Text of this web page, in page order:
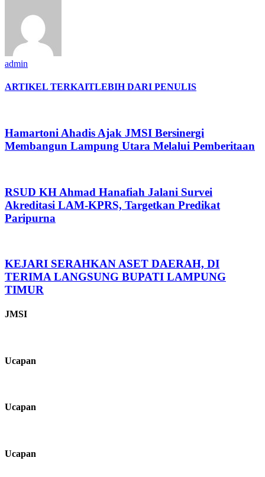
admin
ARTIKEL TERKAITLEBIH DARI PENULIS
Hamartoni Ahadis Ajak JMSI Bersinergi
Membangun Lampung Utara Melalui Pemberitaan
RSUD KH Ahmad Hanafiah Jalani Survei
Akreditasi LAM-KPRS, Targetkan Predikat
Paripurna
KEJARI SERAHKAN ASET DAERAH, DI
TERIMA LANGSUNG BUPATI LAMPUNG
TIMUR
JMSI
Ucapan
Ucapan
Ucapan